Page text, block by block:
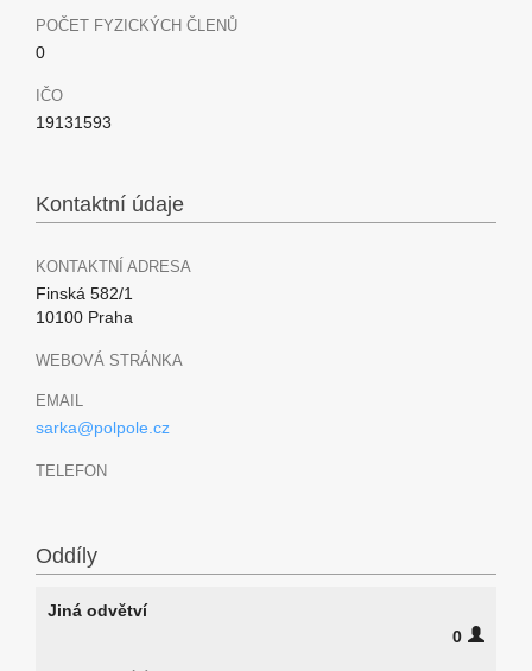
POČET FYZICKÝCH ČLENŮ
0
IČO
19131593
Kontaktní údaje
KONTAKTNÍ ADRESA
Finská 582/1
10100 Praha
WEBOVÁ STRÁNKA
EMAIL
sarka@polpole.cz
TELEFON
Oddíly
Jiná odvětví
0